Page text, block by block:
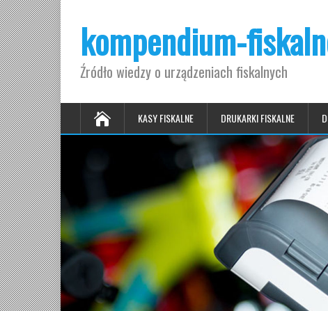
kompendium-
Źródło wiedzy o urządzeniach fiskalnych
KASY FISKALNE DRUKARKI FISKALNE